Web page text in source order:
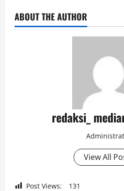
ABOUT THE AUTHOR
redaksi_
View All
Post Views: 131